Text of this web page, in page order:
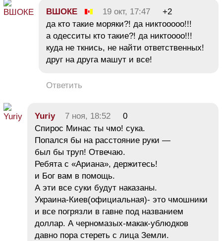
ВШОКЕ 19 окт, 17:47
+2
да кто такие моряки?! да никтооооо!!!
а одесситы кто такие?! да никтоооо!!!
куда не ткнись, не найти ответственных!
друг на друга машут и все!
Ответить
Yuriy 7 ноя, 18:52
0
Спирос Минас ты чмо! сука.
Попался бы на расстояние руки —
был бы труп! Отвечаю.
Ребята с «Ариана», держитесь!
и Бог вам в помощь.
А эти все суки будут наказаны.
Украина-Киев(официальная)- это чмошники
и все погрязли в гавне под названием
доллар. А черномазых-макак-ублюдков
давно пора стереть с лица Земли.